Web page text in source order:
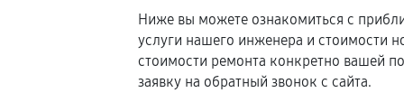
Ниже вы можете ознакомиться с
услуги нашего инженера и стоимости
стоимости ремонта конкретно вашей
заявку на обратный звонок с сайта.